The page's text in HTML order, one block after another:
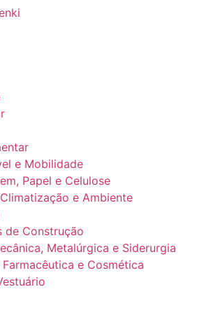
e Mobilidade
Papel e Celulose
e Ambiente
de Construção
Metalúrgica e Siderurgia
Farmacêutica e Cosmética